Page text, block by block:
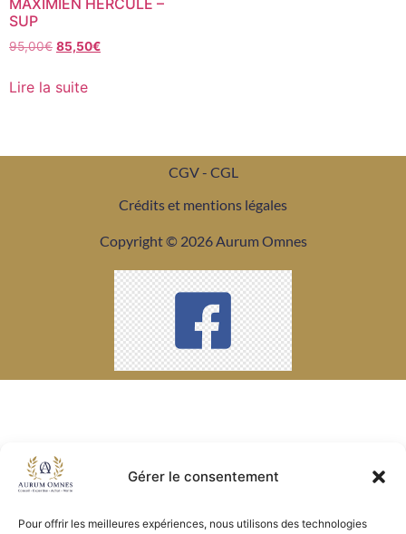
Gérer le consentement
Pour offrir les meilleures expériences, nous utilisons des technologies
MAXIMIEN HERCULE –
SUP
95,00€ 85,50€
Lire la suite
CGV - CGL
Crédits et mentions légales
Copyright © 2026 Aurum Omnes